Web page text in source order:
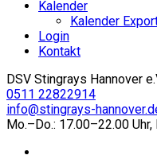
Kalender
Kalender
Login
Kontakt
DSV Stingrays Hannover
0511 22822914
info@stingrays-
Mo.–Do.: 17.00–22.00 Uhr,